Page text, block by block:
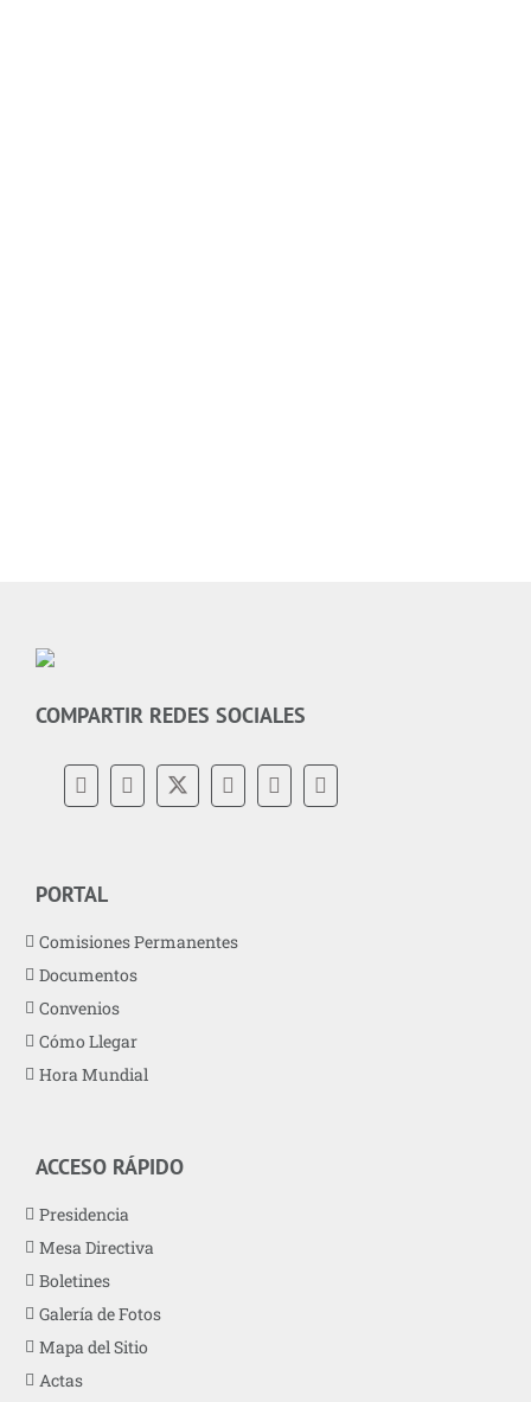
COMPARTIR REDES SOCIALES
PORTAL
Comisiones Permanentes
Documentos
Convenios
Cómo Llegar
Hora Mundial
ACCESO RÁPIDO
Presidencia
Mesa Directiva
Boletines
Galería de Fotos
Mapa del Sitio
Actas